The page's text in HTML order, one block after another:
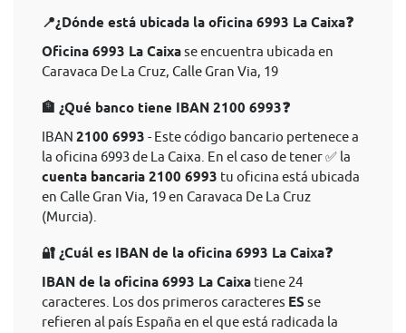
📍¿Dónde está ubicada la oficina 6993 La Caixa❓
Oficina 6993 La Caixase encuentra ubicada en
Caravaca De La Cruz, Calle Gran Via, 19
🏦 ¿Qué banco tiene IBAN 2100 6993❓
IBAN 2100 6993 - Este código bancario pertenece a
la oficina 6993 de La Caixa. En el caso de tener ✅ la
cuenta bancaria 2100 6993 tu oficina está ubicada
en Calle Gran Via, 19 en Caravaca De La Cruz
(Murcia).
🔐 ¿Cuál es IBAN de la oficina 6993 La Caixa❓
IBAN de la oficina 6993 La Caixa tiene 24
caracteres. Los dos primeros caracteres ES se
refieren al país España en el que está radicada la